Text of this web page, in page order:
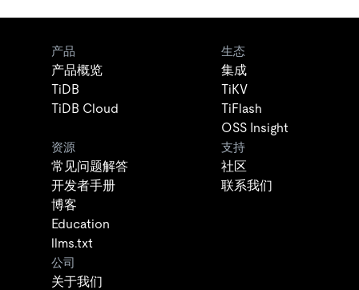
产品
产品概览
TiDB
TiDB Cloud
生态
集成
TiKV
TiFlash
OSS Insight
资源
常见问题解答
开发者手册
博客
Education
llms.txt
支持
社区
联系我们
公司
关于我们